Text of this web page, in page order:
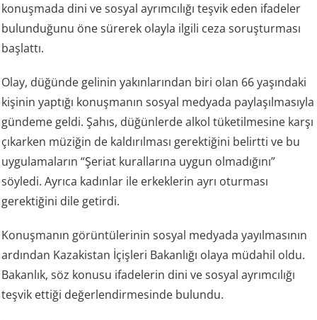
konuşmada dini ve sosyal ayrımcılığı teşvik eden ifadeler
bulunduğunu öne sürerek olayla ilgili ceza soruşturması
başlattı.
Olay, düğünde gelinin yakınlarından biri olan 66 yaşındaki
kişinin yaptığı konuşmanın sosyal medyada paylaşılmasıyla
gündeme geldi. Şahıs, düğünlerde alkol tüketilmesine karşı
çıkarken müziğin de kaldırılması gerektiğini belirtti ve bu
uygulamaların “Şeriat kurallarına uygun olmadığını”
söyledi. Ayrıca kadınlar ile erkeklerin ayrı oturması
gerektiğini dile getirdi.
Konuşmanın görüntülerinin sosyal medyada yayılmasının
ardından Kazakistan İçişleri Bakanlığı olaya müdahil oldu.
Bakanlık, söz konusu ifadelerin dini ve sosyal ayrımcılığı
teşvik ettiği değerlendirmesinde bulundu.